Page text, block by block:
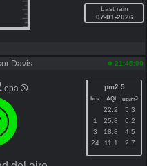
Last rain
07-01-2026
Davis 21:45:00
epa pm2.5
hrs. AQI ug/m3
22.2
5.3
1
25.8
6.2
3
18.8
4.5
24
11.1 2.7